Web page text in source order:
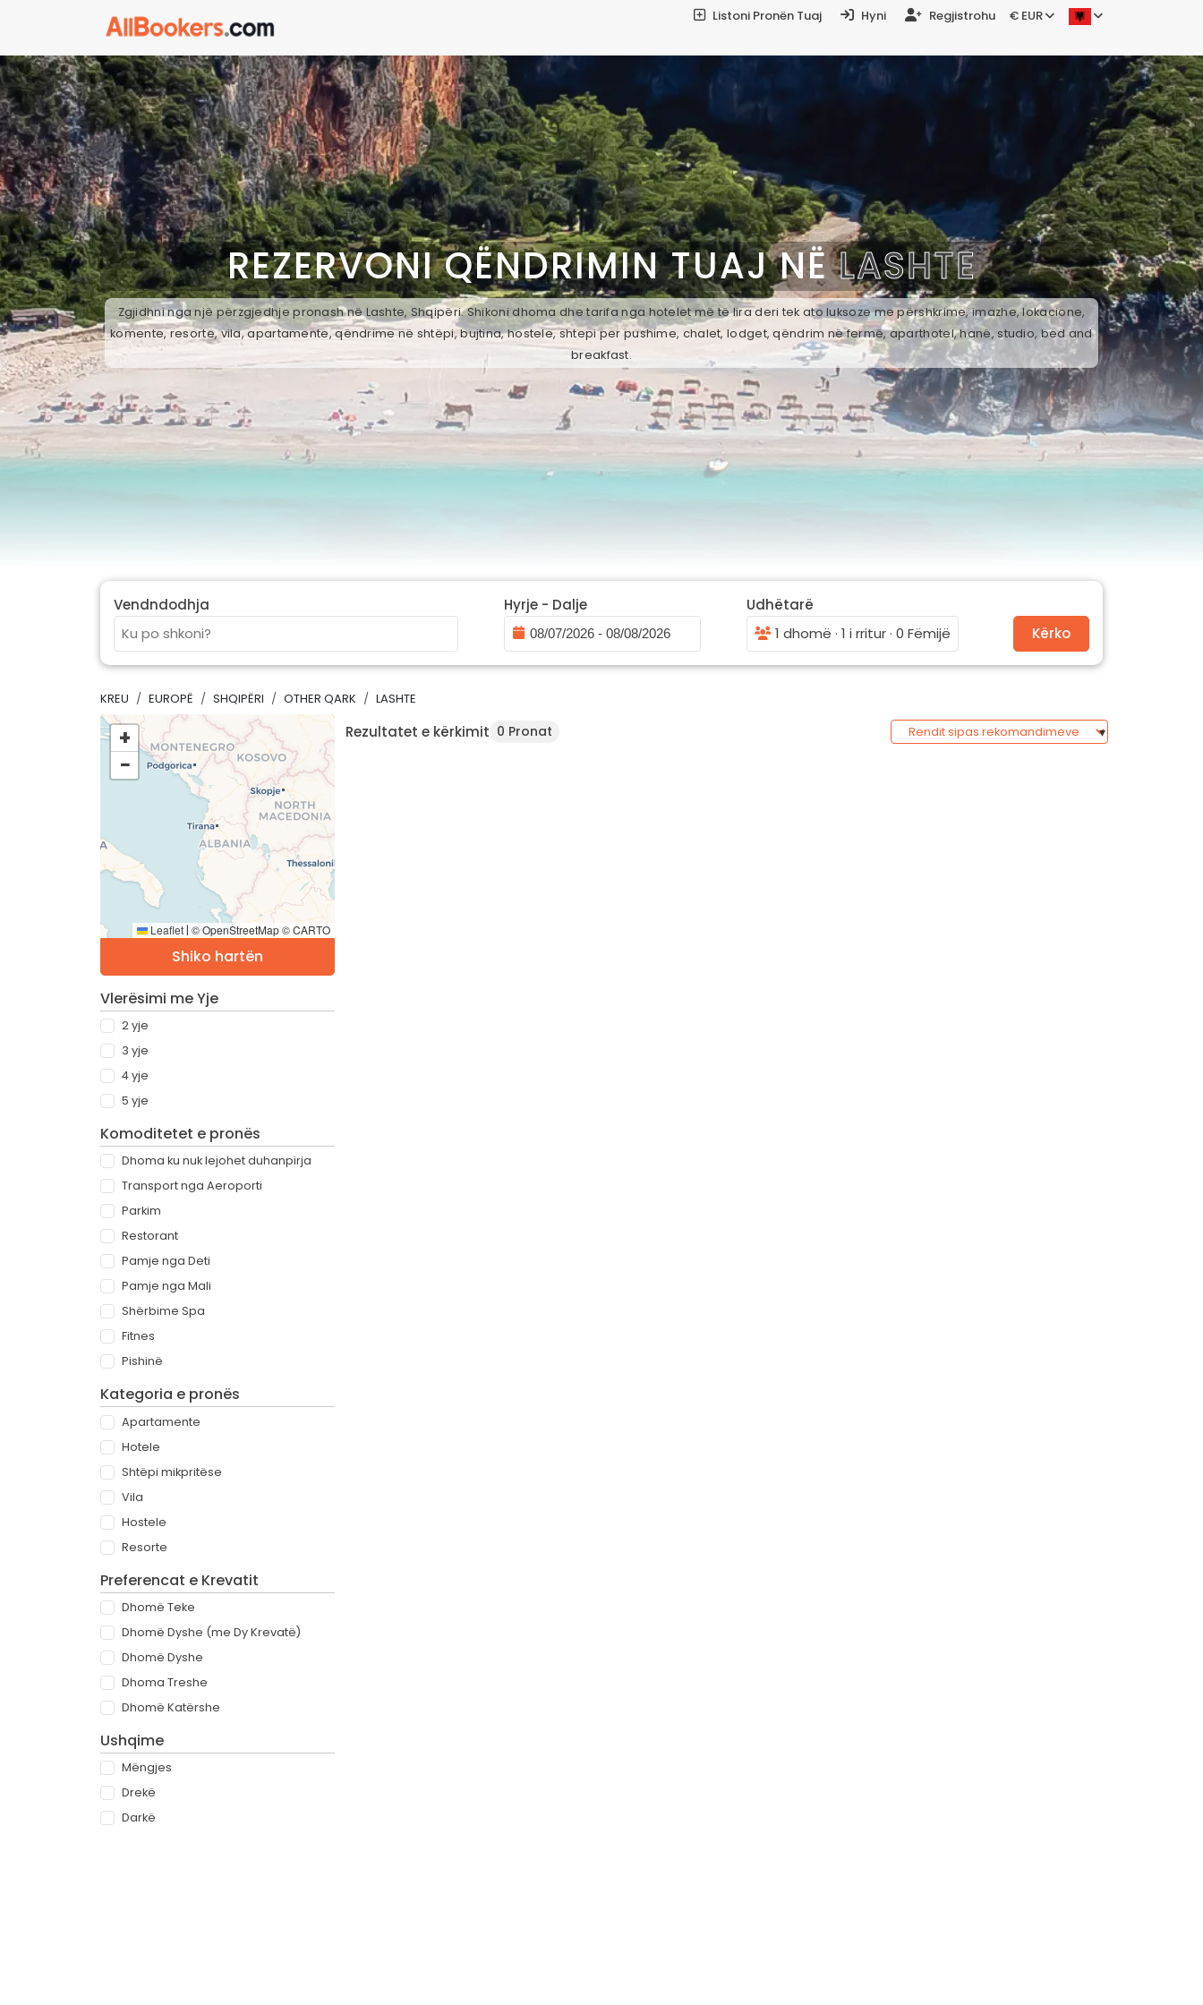
Listoni Pronën Tuaj Hyni Regjistrohu € EUR
REZERVONI QËNDRIMIN TUAJ NËLASHTE
Zgjidhni nga një përzgjedhje pronash në Lashte, Shqipëri. Shikoni dhoma dhe tarifa nga hotelet më të lira deri tek ato luksoze me përshkrime, imazhe, lokacione,
komente, resorte, vila, apartamente, qëndrime në shtëpi, bujtina, hostele, shtepi per pushime, chalet, lodget, qëndrim në fermë, aparthotel, hanë, studio, bed and
breakfast.
Vendndodhja Hyrje - Dalje
Udhëtarë
1 dhomë · 1 i rritur · 0 Fëmijë
Kërko
KREU EUROPË SHQIPËRI OTHER QARK LASHTE
+
−
Leaflet | © OpenStreetMap © CARTO
Shiko hartën
Vlerësimi me Yje
2 yje
3 yje
4 yje
5 yje
Komoditetet e pronës
Dhoma ku nuk lejohet duhanpirja
Transport nga Aeroporti
Parkim
Restorant
Pamje nga Deti
Pamje nga Mali
Shërbime Spa
Fitnes
Pishinë
Kategoria e pronës
Apartamente
Hotele
Shtëpi mikpritëse
Vila
Hostele
Resorte
Preferencat e Krevatit
Dhomë Teke
Dhomë Dyshe (me Dy Krevatë)
Dhomë Dyshe
Dhoma Treshe
Dhomë Katërshe
Ushqime
Mëngjes
Drekë
Darkë
Rezultatet e kërkimit 0 Pronat